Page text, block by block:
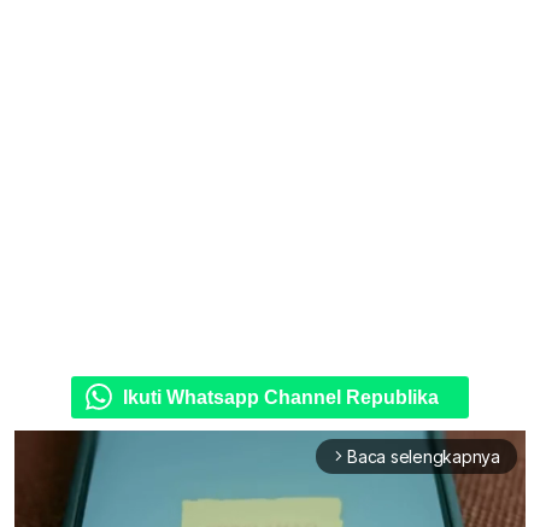
Ikuti Whatsapp Channel Republika
arrow_forward_ios Baca selengkapnya